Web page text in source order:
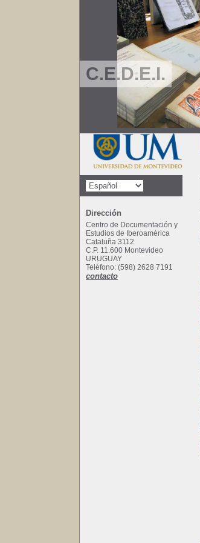
C.E.D.E.I.
Dirección
Centro de Documentación y
Estudios de Iberoamérica
Cataluña 3112
C.P. 11.600 Montevideo
URUGUAY
Teléfono: (598) 2628 7191
contacto